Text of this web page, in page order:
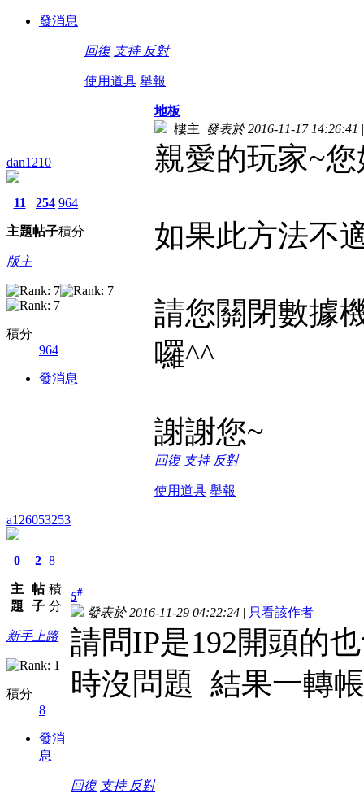
發消息
回復 支持 反對
使用道具 舉報
dan1210
11
主題
254
帖子
964
積分
版主
積分
964
發消息
地板
樓主| 發表於 2016-11-17 14:26:41 |
親愛的玩家~您
如果此方法不
請您關閉數據
囉^^
謝謝您~
回復 支持 反對
使用道具 舉報
a126053253
0
主
題
2
帖
子
8
積
分
新手上路
積分
8
發消
息
5#
發表於 2016-11-29 04:22:24 | 只看該作者
請問IP是192開頭的
時沒問題 結果一轉
回復 支持 反對